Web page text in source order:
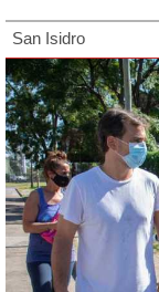
San Isidro